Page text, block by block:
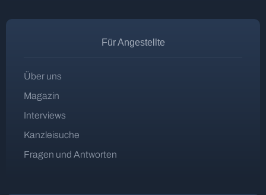
Für Angestellte
Über uns
Magazin
Interviews
Kanzleisuche
Fragen und Antworten